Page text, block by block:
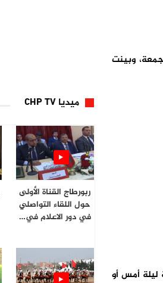
وبينت
ليلة أمس أو
ميديا CHP TV
ربورطاج القناة الأولى
حول اللقاء التواصلي
في دور الاعلام في…